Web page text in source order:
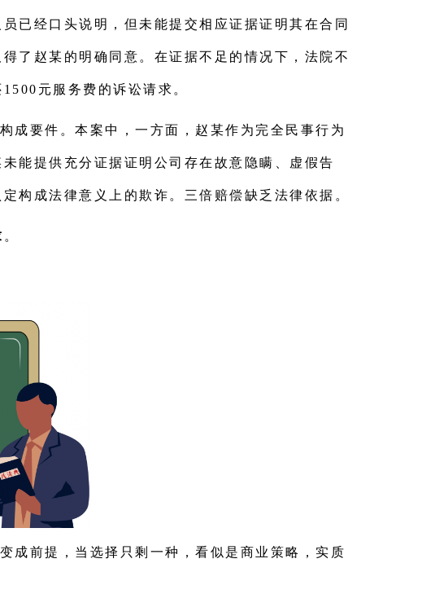
已经口头说明，但未能提交相应证据证明其在合同
了赵某的明确同意。在证据不足的情况下，法院不
元服务费的诉讼请求。
成要件。本案中，一方面，赵某作为完全民事行为
能提供充分证据证明公司存在故意隐瞒、虚假告
构成法律意义上的欺诈。三倍赔偿缺乏法律依据。
。
成前提，当选择只剩一种，看似是商业策略，实质